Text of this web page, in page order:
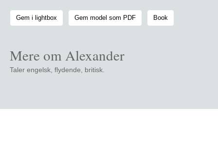
Gem i lightbox Gem model som PDF Book
Mere om Alexander
Taler engelsk, flydende, britisk.